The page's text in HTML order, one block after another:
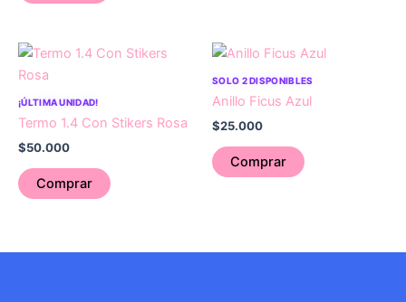
¡ÚLTIMA UNIDAD!
Termo 1.4 Con Stikers Rosa
$50.000
Comprar
SOLO 2 DISPONIBLES
Anillo Ficus Azul
$25.000
Comprar